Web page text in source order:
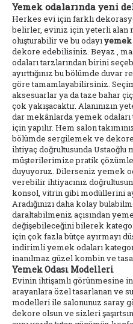
Yemek odalarında yeni
Herkes evi için farklı
belirler, eviniz için yeterli alan
oluşturabilir ve bu odayıyemek
dekore edebilisiniz. Beyaz ,
odaları tarzlarından birini
ayırttığınız bu bölümde duvar
göre tamamlayabilirsiniz.
aksesuarlar ya da taze bahar
çok yakışacaktır. Alanınızın
dar mekânlarda yemek
için yapılır. Hem salon
bölümde sergilemek ve
ihtiyaç doğrultusunda
müşterilerimize pratik
duyuyoruz. Dilerseniz yemek
verebilir ihtiyacınız
konsol, vitrin gibi modüllerini
Aradığınızı daha kolay
daraltabilmeniz açısından
değişebileceğini bilerek
için çok fazla bütçe ayırmayı
indirimli yemek odaları
inanılmaz güzel kombin ve
Yemek Odası Modelleri
Evinin ihtişamlı görünmesine
arayanlara özel tasarlanan ve
modelleri ile salonunuz saray
dekore olsun ve sizleri